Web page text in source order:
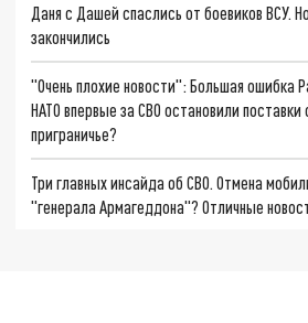
Даня с Дашей спаслись от боевиков ВСУ.
закончились
"Очень плохие новости": Большая ошибка
НАТО впервые за СВО остановили
приграничье?
Три главных инсайда об СВО. Отмена
"генерала Армагеддона"? Отличные